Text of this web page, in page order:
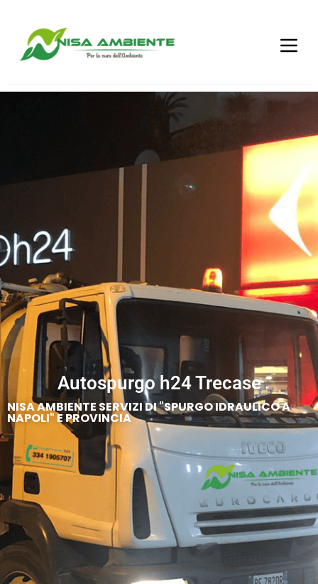
Autospurgo h24 Trecase
NISA AMBIENTE SERVIZI DI "SPURGO IDRAULICO A
NAPOLI" E PROVINCIA